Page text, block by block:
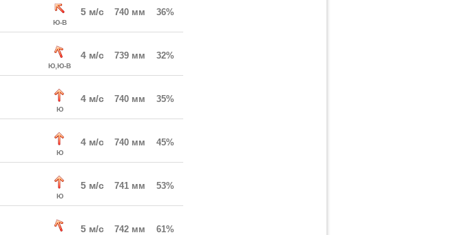
Ю-В
5 м/с 740 мм 36%
Ю,Ю-В
4 м/с 739 мм 32%
Ю
4 м/с 740 мм 35%
Ю
4 м/с 740 мм 45%
Ю
5 м/с 741 мм 53%
5 м/с 742 мм 61%